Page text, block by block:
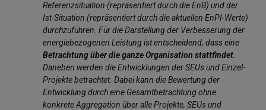
Referenzsituation (repräsentiert durch die EnB) und der
Ist-Situation (repräsentiert durch die aktuellen EnPI-Werte)
durchzuführen. Für die Darstellung der Verbesserung der
energiebezogenen Leistung ist entscheidend, dass eine
Betrachtung über die ganze Organisation stattfindet
Daneben werden die Entwicklungen der SEUs und Einzel-
Projekte betrachtet. Dabei kann die Bewertung der
Entwicklung durch eine Gesamtbetrachtung ohne
konkrete Aggregation über alle Projekte, SEUs und